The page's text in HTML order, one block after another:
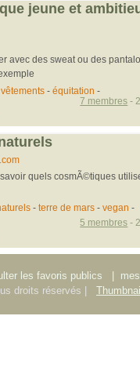
jeune et
avec des sweat ou des
vêtements- équitation -
7 membres -
quels cosmÃ©tiques
- terre de mars- vegan -
5 membres -
les favoris publics
droits réservés |